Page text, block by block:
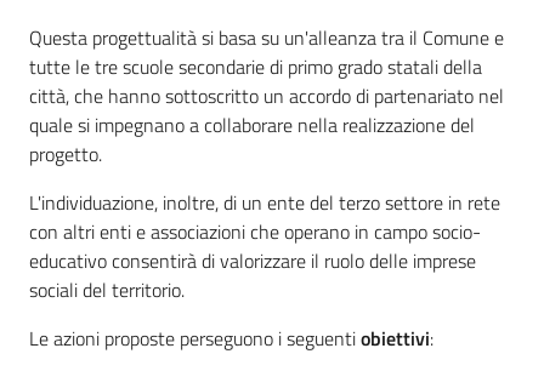
Questa progettualità si basa su un'alleanza tra il Comune e
tutte le tre scuole secondarie di primo grado statali della
città, che hanno sottoscritto un accordo di partenariato nel
quale si impegnano a collaborare nella realizzazione del
progetto.
L'individuazione, inoltre, di un ente del terzo settore in rete
con altri enti e associazioni che operano in campo socio-
educativo consentirà di valorizzare il ruolo delle imprese
sociali del territorio.
Le azioni proposte perseguono i seguentiobiettivi: